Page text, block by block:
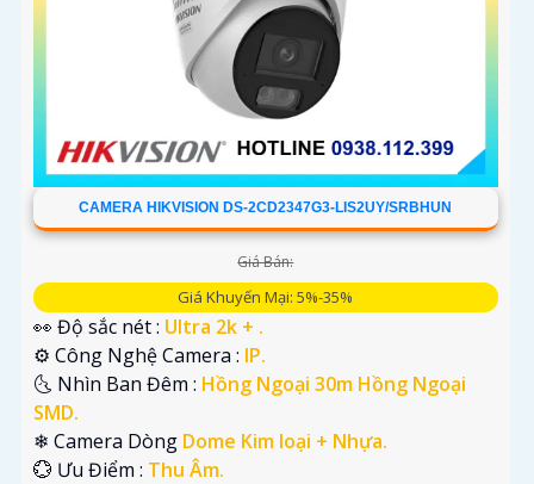
CAMERA HIKVISION DS-2CD2347G3-LIS2UY/SRBHUN
Giá Bán:
Giá Khuyến Mại: 5%-35%
👀 Độ sắc nét : Ultra 2k + .
⚙ Công Nghệ Camera : IP.
🌜 Nhìn Ban Đêm : Hồng Ngoại 30m Hồng Ngoại
SMD.
❄ Camera Dòng Dome Kim loại + Nhựa.
️💮 Ưu Điểm : Thu Âm.